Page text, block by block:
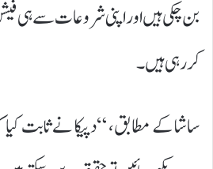
بن چکی ہیں اور اپنی شروعات سے ہی
کر رہی ہیں۔
ساشا کے مطابق، “دپیکا نے ثابت